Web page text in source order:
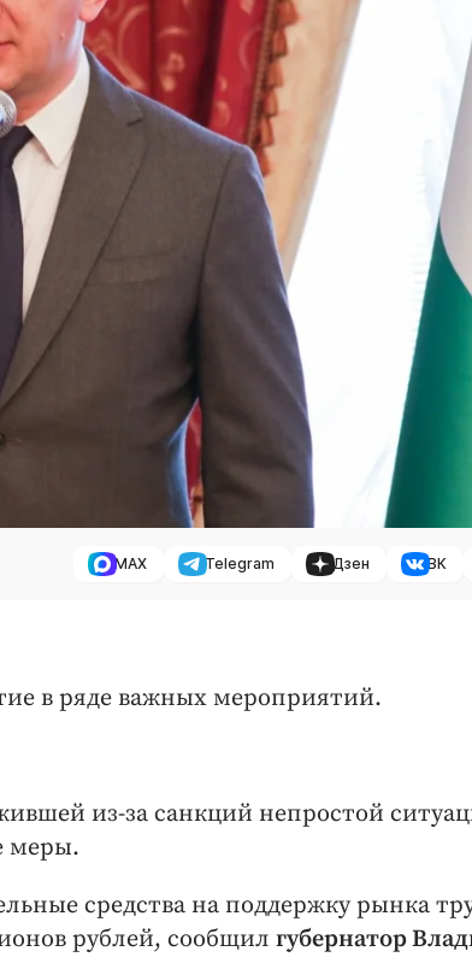
MAX Telegram Дзен ВК
в ряде важных мероприятий.
из-за санкций непростой
меры.
средства на поддержку рынка
рублей, сообщил губернатор